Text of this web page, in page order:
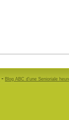
- Blog ABC d’une Senioriale